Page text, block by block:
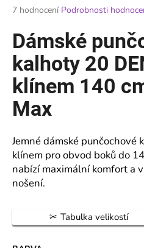
Průměrné
produktu
je
5,0
5
hvězdiček.
7 hodnocení Podrobnosti
Dámské
kalhoty 20
klínem 140
Max
Jemné dámské punčochové
klínem pro obvod boků do
nabízí maximální komfort a
nošení.
Tabulka velikostí
a
j
í
t
?
HLEDAT
p